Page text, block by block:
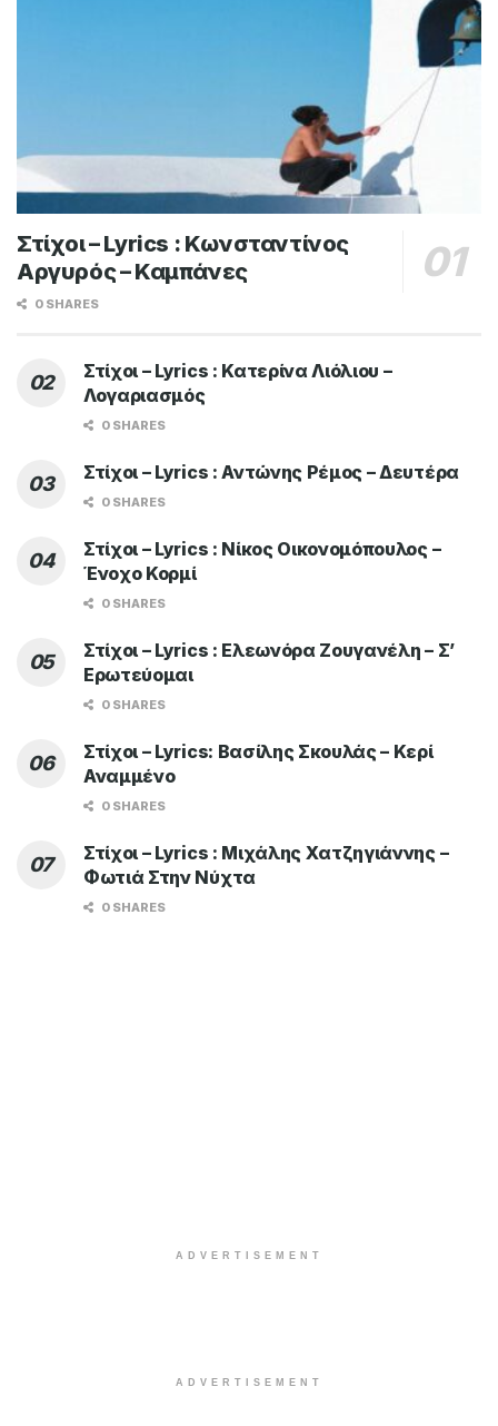
Στίχοι – Lyrics : Κωνσταντίνος
Αργυρός – Καμπάνες
0 SHARES
Στίχοι – Lyrics : Κατερίνα Λιόλιου –
Λογαριασμός
0 SHARES
Στίχοι – Lyrics : Αντώνης Ρέμος – Δευτέρα
0 SHARES
Στίχοι – Lyrics : Νίκος Οικονομόπουλος –
Ένοχο Κορμί
0 SHARES
Στίχοι – Lyrics : Ελεωνόρα Ζουγανέλη – Σ’
Ερωτεύομαι
0 SHARES
Στίχοι – Lyrics: Βασίλης Σκουλάς – Κερί
Αναμμένο
0 SHARES
Στίχοι – Lyrics : Μιχάλης Χατζηγιάννης –
Φωτιά Στην Νύχτα
0 SHARES
ADVERTISEMENT
ADVERTISEMENT